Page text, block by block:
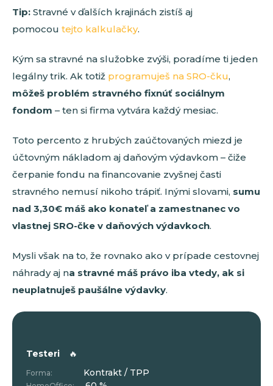
Tip: Stravné v ďalších krajinách zistíš aj
pomocou tejto kalkulačky.
Kým sa stravné na služobke zvýši, poradíme ti jeden
legálny trik. Ak totiž programuješ na SRO-čku,
môžeš problém stravného fixnúť sociálnym
fondom – ten si firma vytvára každý mesiac.
Toto percento z hrubých zaúčtovaných miezd je
účtovným nákladom aj daňovým výdavkom – čiže
čerpanie fondu na financovanie zvyšnej časti
stravného nemusí nikoho trápiť. Inými slovami, sumu
nad 3,30€ máš ako konateľ a zamestnanec vo
vlastnej SRO-čke v daňových výdavkoch.
Mysli však na to, že rovnako ako v prípade cestovnej
náhrady aj na stravné máš právo iba vtedy, ak si
neuplatnuješ paušálne výdavky.
Testeri 🔥
Forma: Kontrakt / TPP